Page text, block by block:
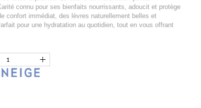
connu pour ses bienfaits nourrissants, adoucit et protège
confort immédiat, des lèvres naturellement belles et
pour une hydratation au quotidien, tout en vous offrant